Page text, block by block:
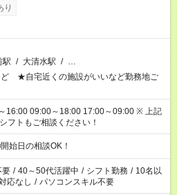
り
駅 / 大清水駅 / …
ど ★自宅近くの施設がいいなど勤務地ご
09:00～18:00 17:00～09:00 ※ 上記
フトもご相談ください！
始日の相談OK！
要 / 40～50代活躍中 / シフト勤務 / 10名以
応なし / パソコンスキル不要